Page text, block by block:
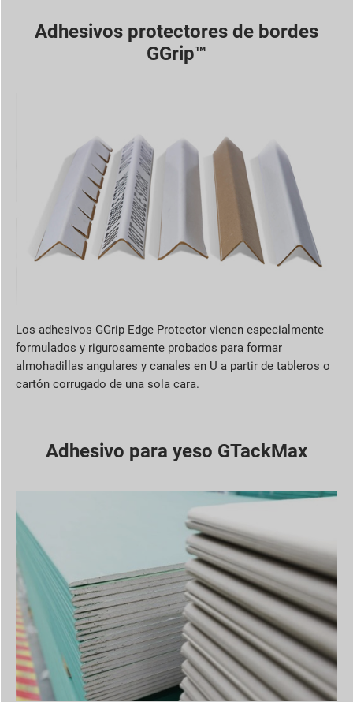
Adhesivos protectores de bordes
GGrip™
Los adhesivos GGrip Edge Protector vienen especialmente
formulados y rigurosamente probados para formar
almohadillas angulares y canales en U a partir de tableros o
cartón corrugado de una sola cara.
Adhesivo para yeso GTackMax